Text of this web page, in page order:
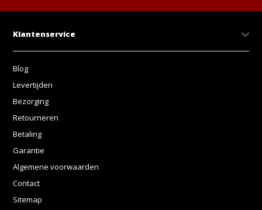
Klantenservice
Blog
Levertijden
Bezorging
Retourneren
Betaling
Garantie
Algemene voorwaarden
Contact
Sitemap